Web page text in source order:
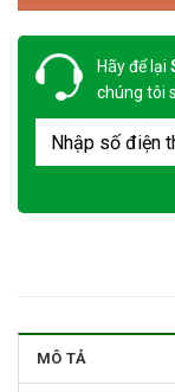
Hãy để lại
chúng tôi
MÔ TẢ